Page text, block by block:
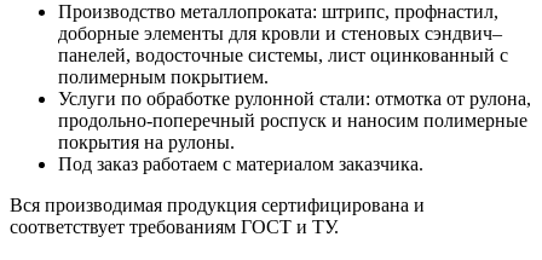
Производство металлопроката: штрипс, профнастил,
доборные элементы для кровли и стеновых сэндвич–
панелей, водосточные системы, лист оцинкованный с
полимерным покрытием.
Услуги по обработке рулонной стали: отмотка от рулона,
продольно-поперечный роспуск и наносим полимерные
покрытия на рулоны.
Под заказ работаем с материалом заказчика.
Вся производимая продукция сертифицирована и
соответствует требованиям ГОСТ и ТУ.